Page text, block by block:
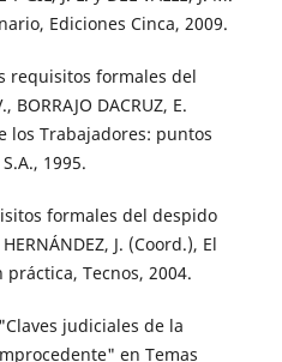
Ediciones Cinca, 2009.
requisitos formales del
DACRUZ, E.
los Trabajadores: puntos
1995.
formales del despido
J. (Coord.), El
Tecnos, 2004.
"Claves judiciales de la
en Temas